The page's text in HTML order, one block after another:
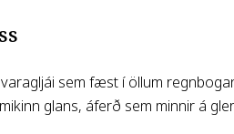
sem fæst í öllum
glans, áferð sem minnir á